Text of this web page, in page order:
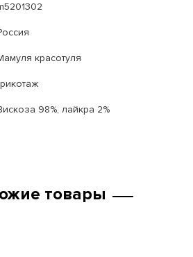
красотуля
98%, лайкра 2%
товары